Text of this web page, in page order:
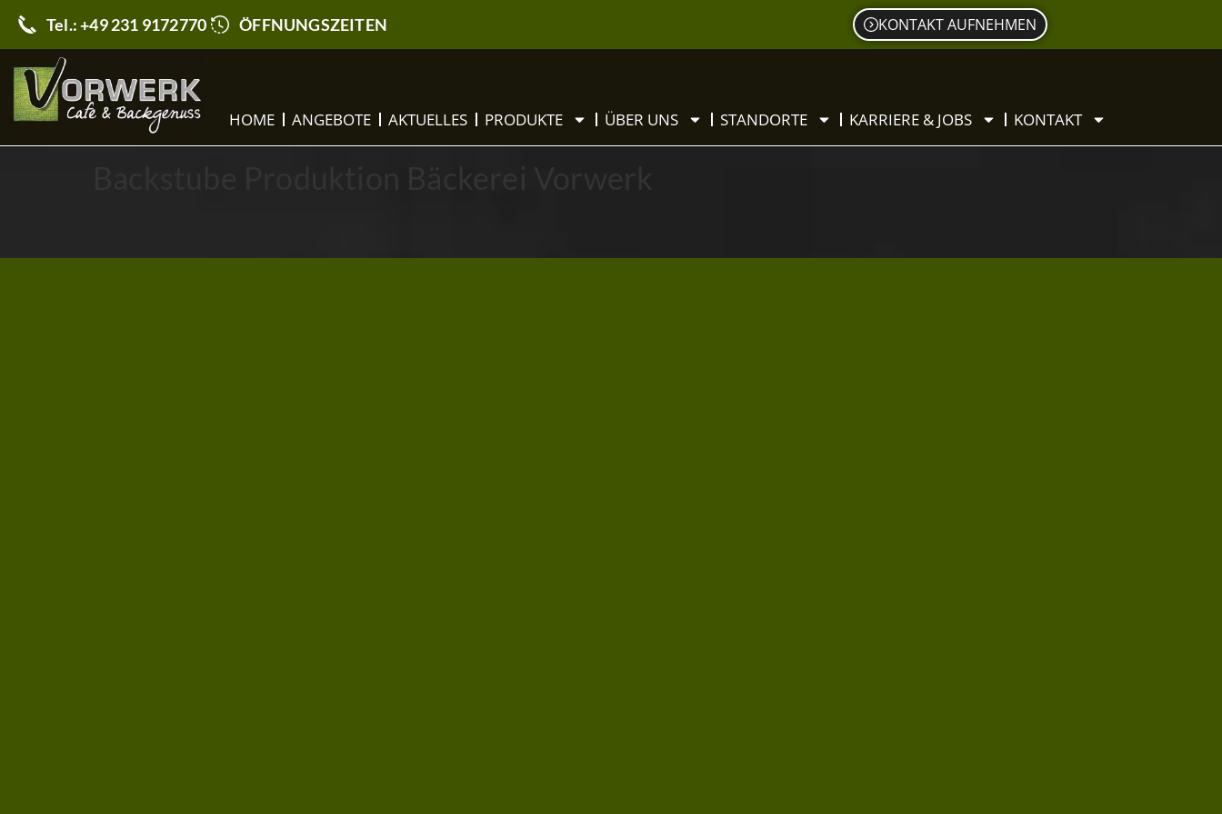
Tel.: +49 231 9172770 ÖFFNUNGSZEITEN KONTAKT AUFNEHMEN
HOME ANGEBOTE AKTUELLES PRODUKTE ÜBER UNS STANDORTE KARRIERE & JOBS KONTAKT